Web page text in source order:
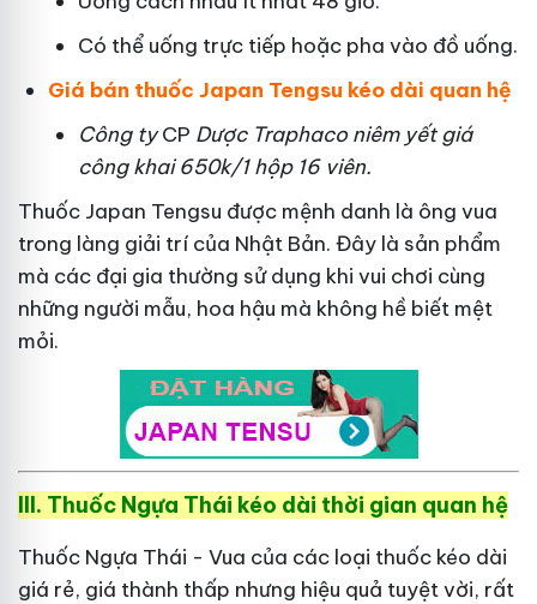
Có thể uống trực tiếp hoặc pha vào đồ uống.
Giá bán thuốc Japan Tengsu kéo dài quan hệ
Công tyCP Dược Traphaconiêm yết giá
công khai 650k/1 hộp 16 viên.
Thuốc Japan Tengsu được mệnh danh là ông vua
trong làng giải trí của Nhật Bản. Đây là sản phẩm
mà các đại gia thường sử dụng khi vui chơi cùng
những người mẫu, hoa hậu mà không hề biết mệt
mỏi.
III. Thuốc Ngựa Thái kéo dài thời gian quan hệ
Thuốc Ngựa Thái - Vua của các loại thuốc kéo dài
giá rẻ, giá thành thấp nhưng hiệu quả tuyệt vời, rất